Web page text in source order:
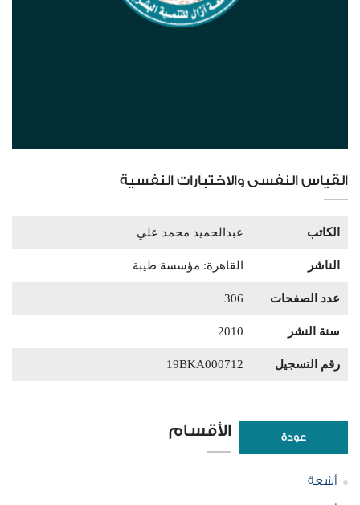
القياس النفسى والاختبارات النفسية
الكاتب عبدالحميد محمد علي
الناشر القاهرة: مؤسسة طيبة
عدد الصفحات 306
سنة النشر 2010
رقم التسجيل 19BKA000712
عودة الأقسام
أشعة